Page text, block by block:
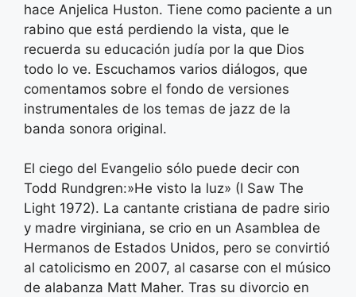
hace Anjelica Huston. Tiene como paciente a un
rabino que está perdiendo la vista, que le
recuerda su educación judía por la que Dios
todo lo ve. Escuchamos varios diálogos, que
comentamos sobre el fondo de versiones
instrumentales de los temas de jazz de la
banda sonora original.
El ciego del Evangelio sólo puede decir con
Todd Rundgren:»He visto la luz» (I Saw The
Light 1972). La cantante cristiana de padre sirio
y madre virginiana, se crio en un Asamblea de
Hermanos de Estados Unidos, pero se convirtió
al catolicismo en 2007, al casarse con el músico
de alabanza Matt Maher. Tras su divorcio en